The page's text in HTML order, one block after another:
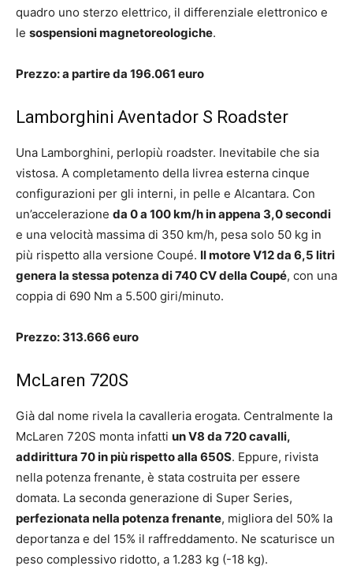
quadro uno sterzo elettrico, il differenziale elettronico e
le sospensioni magnetoreologiche.
Prezzo: a partire da 196.061 euro
Lamborghini Aventador S Roadster
Una Lamborghini, perlopiù roadster. Inevitabile che sia
vistosa. A completamento della livrea esterna cinque
configurazioni per gli interni, in pelle e Alcantara. Con
un’accelerazione da 0 a 100 km/h in appena 3,0 secondi
e una velocità massima di 350 km/h, pesa solo 50 kg in
più rispetto alla versione Coupé. Il motore V12 da 6,5 litri
genera la stessa potenza di 740 CV della Coupé, con una
coppia di 690 Nm a 5.500 giri/minuto.
Prezzo: 313.666 euro
McLaren 720S
Già dal nome rivela la cavalleria erogata. Centralmente la
McLaren 720S monta infatti un V8 da 720 cavalli,
addirittura 70 in più rispetto alla 650S. Eppure, rivista
nella potenza frenante, è stata costruita per essere
domata. La seconda generazione di Super Series,
perfezionata nella potenza frenante, migliora del 50% la
deportanza e del 15% il raffreddamento. Ne scaturisce un
peso complessivo ridotto, a 1.283 kg (-18 kg).